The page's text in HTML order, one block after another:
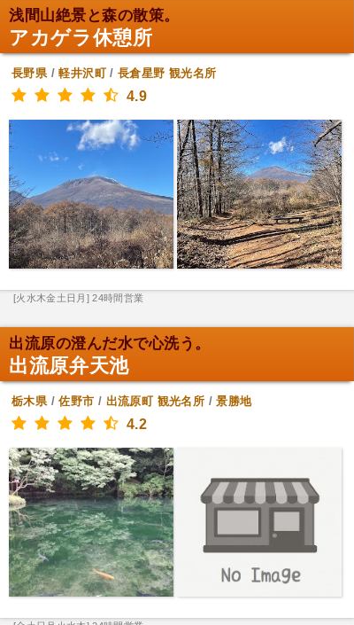
浅間山絶景と森の散策。
アカゲラ休憩所
長野県/軽井沢町/長倉星野 観光名所
4.9
[火水木金土日月] 24時間営業
出流原の澄んだ水で心洗う。
出流原弁天池
栃木県/佐野市 / 出流原町 観光名所 /景勝地
4.2